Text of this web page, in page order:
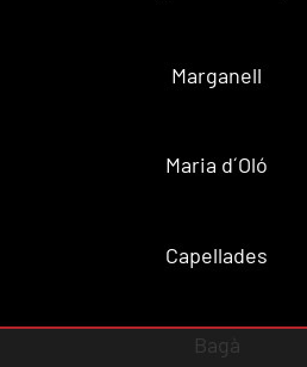
Marganell
Maria d´Oló
Capellades
Bagà